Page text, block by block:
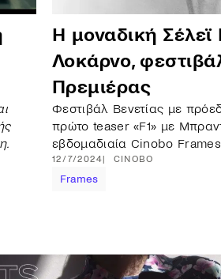
Η μοναδική Σέλεϊ
Λοκάρνο,
Πρεμιέρας
Φεστιβάλ Βενετίας με
πρώτο teaser «F1» με
εβδομαδιαία Cinobo
12/7/2024 CINOBO
Frames